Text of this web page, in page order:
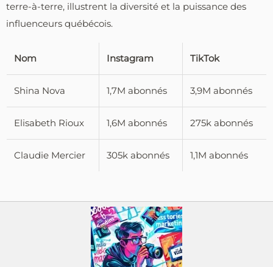
terre-à-terre, illustrent la diversité et la puissance des
influenceurs québécois.
Nom Instagram TikTok
Shina Nova 1,7M abonnés 3,9M abonnés
Elisabeth Rioux 1,6M abonnés 275k abonnés
Claudie Mercier 305k abonnés 1,1M abonnés